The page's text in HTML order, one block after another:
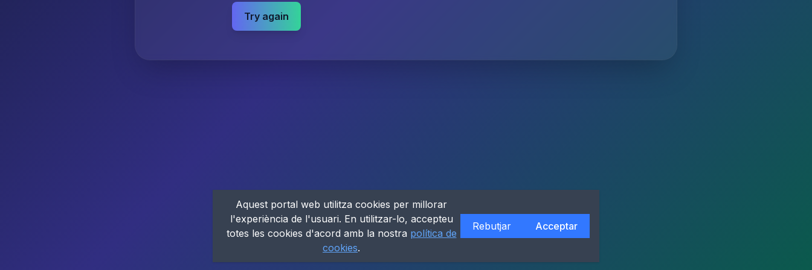
Try again
Aquest portal web utilitza cookies per millorar
l'experiència de l'usuari. En utilitzar-lo, accepteu
totes les cookies d'acord amb la nostra política de
cookies.
Rebutjar Acceptar